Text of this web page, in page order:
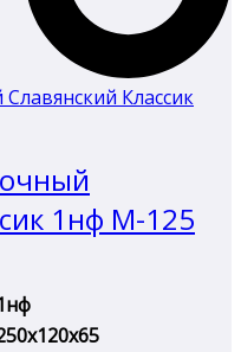
1нф М-125